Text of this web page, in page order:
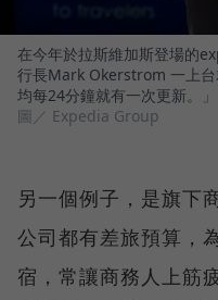
在今年於拉斯維加斯登場的
行長Mark Okerstrom 一上
均每24分鐘就有一次更新。」
圖／ Expedia Group
另一個例子，是旗下
公司都有差旅預算，
宿，常讓商務人上筋